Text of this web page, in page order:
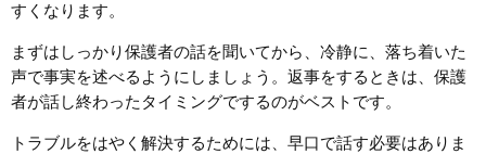
すくなります。
まずはしっかり保護者の話を聞いてから、冷静に、落ち着いた
声で事実を述べるようにしましょう。返事をするときは、保護
者が話し終わったタイミングでするのがベストです。
トラブルをはやく解決するためには、早口で話す必要はありま